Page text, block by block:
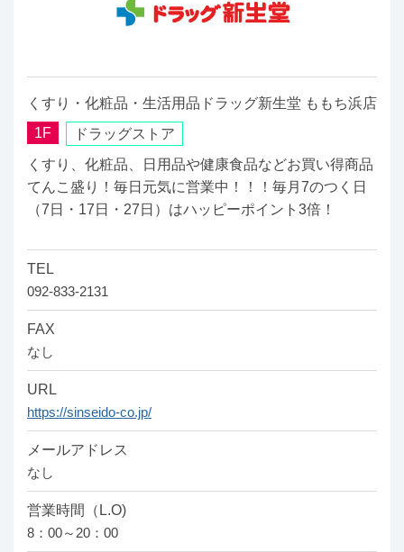
くすり・化粧品・生活用品ドラッグ新生堂 ももち浜店
1F
ドラッグストア
くすり、化粧品、日用品や健康食品などお買い得商品
てんこ盛り！毎日元気に営業中！！！毎月7のつく日
（7日・17日・27日）はハッピーポイント3倍！
TEL
092-833-2131
FAX
なし
URL
https://sinseido-co.jp/
メールアドレス
なし
営業時間（L.O)
8：00～20：00